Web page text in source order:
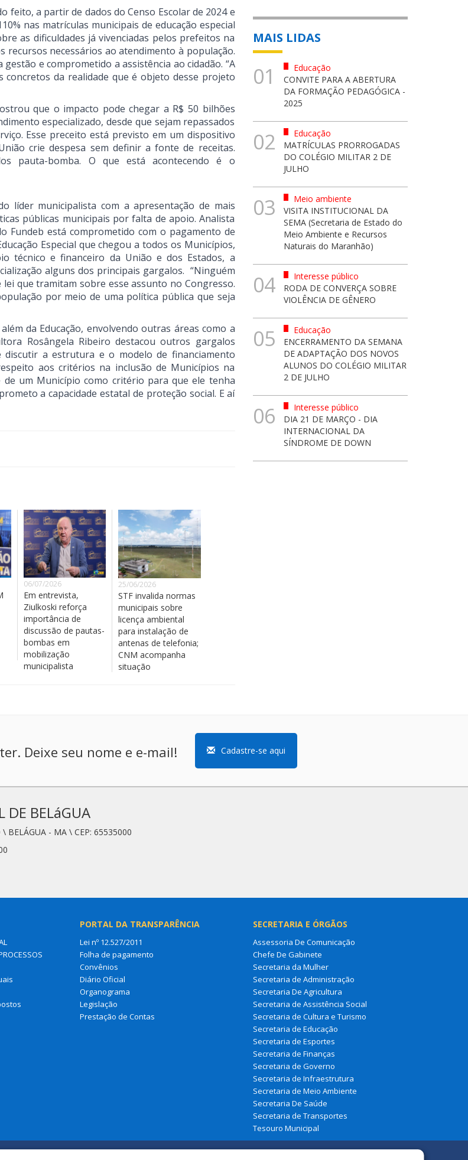
feito, a partir de dados do Censo Escolar de 2024 e
nas matrículas municipais de educação especial
as dificuldades já vivenciadas pelos prefeitos na
recursos necessários ao atendimento à população.
e comprometido a assistência ao cidadão. “A
da realidade que é objeto desse projeto
que o impacto pode chegar a R$ 50 bilhões
especializado, desde que sejam repassados
Esse preceito está previsto em um dispositivo
crie despesa sem definir a fonte de receitas.
pauta-bomba. O que está acontecendo é o
líder municipalista com a apresentação de mais
públicas municipais por falta de apoio. Analista
Fundeb está comprometido com o pagamento de
Especial que chegou a todos os Municípios,
técnico e financeiro da União e dos Estados, a
alguns dos principais gargalos. “Ninguém
que tramitam sobre esse assunto no Congresso.
por meio de uma política pública que seja
da Educação, envolvendo outras áreas como a
Rosângela Ribeiro destacou outros gargalos
discutir a estrutura e o modelo de financiamento
aos critérios na inclusão de Municípios na
um Município como critério para que ele tenha
a capacidade estatal de proteção social. E aí
06/07/2026
Em entrevista,
Ziulkoski reforça
importância de
discussão de pautas-
bombas em
mobilização
municipalista
25/06/2026
STF invalida normas
municipais sobre
licença ambiental
para instalação de
antenas de telefonia;
CNM acompanha
situação
MAIS LIDAS
01
Educação
CONVITE PARA A ABERTURA
DA FORMAÇÃO PEDAGÓGICA -
2025
02
Educação
MATRÍCULAS PRORROGADAS
DO COLÉGIO MILITAR 2 DE
JULHO
03
Meio ambiente
VISITA INSTITUCIONAL DA
SEMA (Secretaria de Estado do
Meio Ambiente e Recursos
Naturais do Maranhão)
04
Interesse público
RODA DE CONVERÇA SOBRE
VIOLÊNCIA DE GÊNERO
05
Educação
ENCERRAMENTO DA SEMANA
DE ADAPTAÇÃO DOS NOVOS
ALUNOS DO COLÉGIO MILITAR
2 DE JULHO
06
Interesse público
DIA 21 DE MARÇO - DIA
INTERNACIONAL DA
SÍNDROME DE DOWN
Deixe seu nome e e-mail! Cadastre-se aqui
DE BELáGUA
BELÁGUA - MA \ CEP: 65535000
PORTAL DA TRANSPARÊNCIA
Lei nº 12.527/2011
Folha de pagamento
Convênios
Diário Oficial
Organograma
Legislação
Prestação de Contas
SECRETARIA E ÓRGÃOS
Assessoria De Comunicação
Chefe De Gabinete
Secretaria da Mulher
Secretaria de Administração
Secretaria De Agricultura
Secretaria de Assistência Social
Secretaria de Cultura e Turismo
Secretaria de Educação
Secretaria de Esportes
Secretaria de Finanças
Secretaria de Governo
Secretaria de Infraestrutura
Secretaria de Meio Ambiente
Secretaria De Saúde
Secretaria de Transportes
Tesouro Municipal